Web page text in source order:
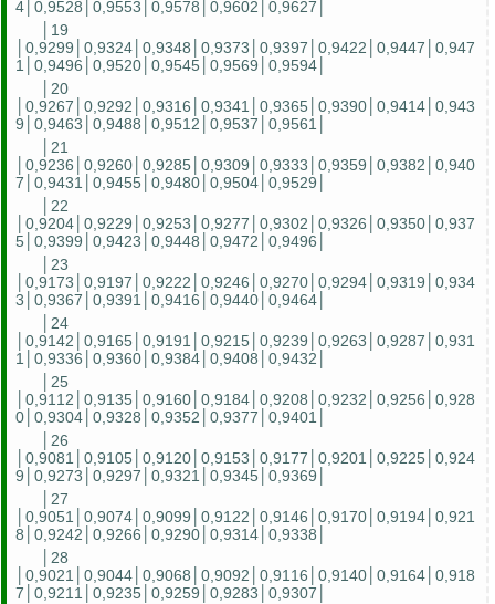
4│0,9528│0,9553│0,9578│0,9602│0,9627│
│19
│0,9299│0,9324│0,9348│0,9373│0,9397│0,9422│0,9447│0,947
1│0,9496│0,9520│0,9545│0,9569│0,9594│
│20
│0,9267│0,9292│0,9316│0,9341│0,9365│0,9390│0,9414│0,943
9│0,9463│0,9488│0,9512│0,9537│0,9561│
│21
│0,9236│0,9260│0,9285│0,9309│0,9333│0,9359│0,9382│0,940
7│0,9431│0,9455│0,9480│0,9504│0,9529│
│22
│0,9204│0,9229│0,9253│0,9277│0,9302│0,9326│0,9350│0,937
5│0,9399│0,9423│0,9448│0,9472│0,9496│
│23
│0,9173│0,9197│0,9222│0,9246│0,9270│0,9294│0,9319│0,934
3│0,9367│0,9391│0,9416│0,9440│0,9464│
│24
│0,9142│0,9165│0,9191│0,9215│0,9239│0,9263│0,9287│0,931
1│0,9336│0,9360│0,9384│0,9408│0,9432│
│25
│0,9112│0,9135│0,9160│0,9184│0,9208│0,9232│0,9256│0,928
0│0,9304│0,9328│0,9352│0,9377│0,9401│
│26
│0,9081│0,9105│0,9120│0,9153│0,9177│0,9201│0,9225│0,924
9│0,9273│0,9297│0,9321│0,9345│0,9369│
│27
│0,9051│0,9074│0,9099│0,9122│0,9146│0,9170│0,9194│0,921
8│0,9242│0,9266│0,9290│0,9314│0,9338│
│28
│0,9021│0,9044│0,9068│0,9092│0,9116│0,9140│0,9164│0,918
7│0,9211│0,9235│0,9259│0,9283│0,9307│